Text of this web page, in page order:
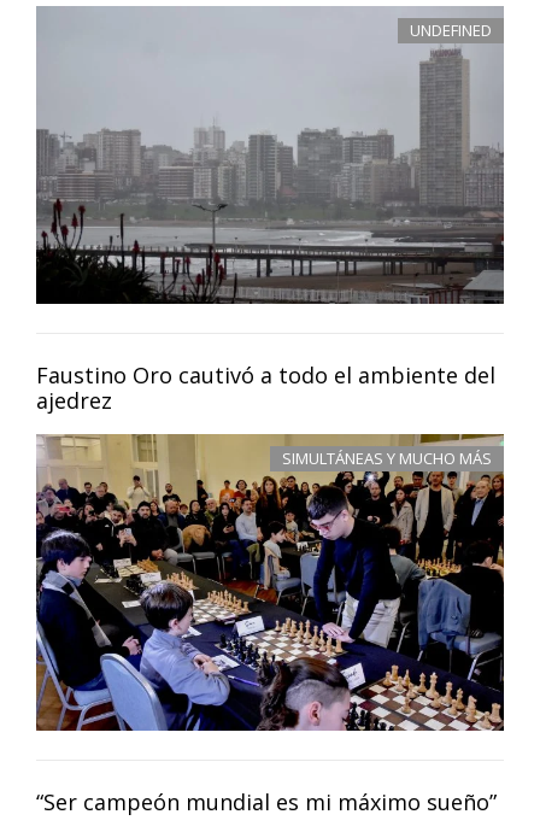
UNDEFINED
Faustino Oro cautivó a todo el ambiente del
ajedrez
SIMULTÁNEAS Y MUCHO MÁS
“Ser campeón mundial es mi máximo sueño”